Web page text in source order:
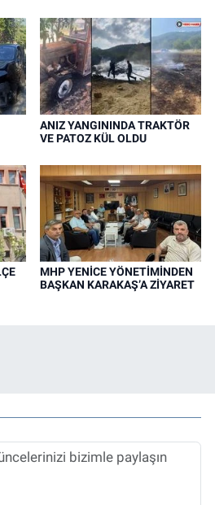
ANIZ YANGININDA TRAKTÖR
VE PATOZ KÜL OLDU
MHP YENİCE YÖNETİMİNDEN
BAŞKAN KARAKAŞ’A ZİYARET